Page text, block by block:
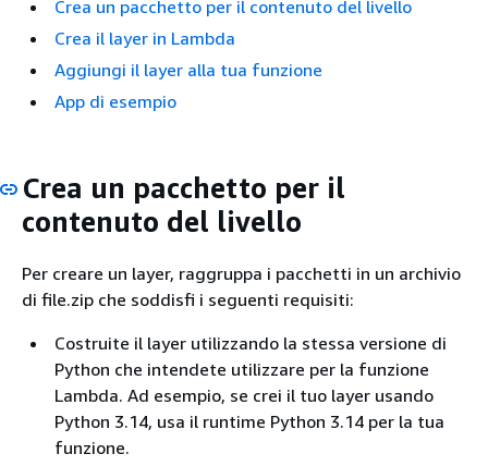
Crea un pacchetto per il contenuto del livello
Crea il layer in Lambda
Aggiungi il layer alla tua funzione
App di esempio
Crea un pacchetto per il
contenuto del livello
Per creare un layer, raggruppa i pacchetti in un archivio
di file.zip che soddisfi i seguenti requisiti:
Costruite il layer utilizzando la stessa versione di
Python che intendete utilizzare per la funzione
Lambda. Ad esempio, se crei il tuo layer usando
Python 3.14, usa il runtime Python 3.14 per la tua
funzione.